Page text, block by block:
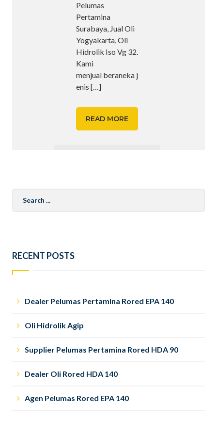
Pelumas
Pertamina
Surabaya, Jual Oli
Yogyakarta, Oli
Hidrolik Iso Vg 32.
Kami
menjual beraneka j
enis […]
READ MORE
for:
RECENT POSTS
Dealer Pelumas Pertamina Rored EPA 140
Oli Hidrolik Agip
Supplier Pelumas Pertamina Rored HDA 90
Dealer Oli Rored HDA 140
Agen Pelumas Rored EPA 140